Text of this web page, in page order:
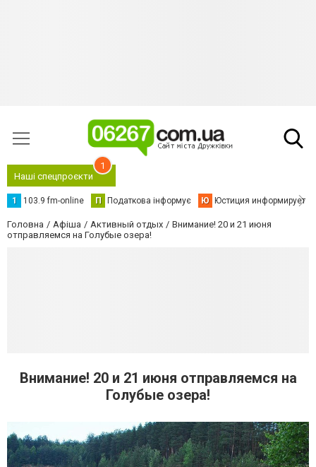
Наші спецпроєкти
1
1 103.9 fm-online П Податкова інформує Ю Юстиция информирует
Головна Афіша Активный отдых
Внимание! 20 и 21 июня
отправляемся на Голубые озера!
Внимание! 20 и 21 июня отправляемся на
Голубые озера!